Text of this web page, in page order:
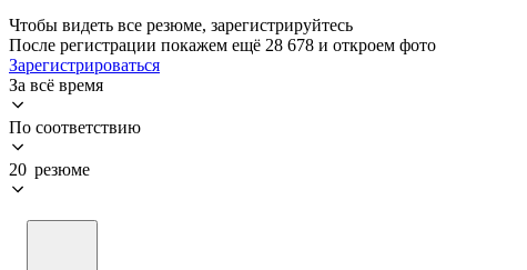
Чтобы видеть все резюме, зарегистрируйтесь
После регистрации покажем ещё 28 678 и откроем фото
Зарегистрироваться
За всё время
По соответствию
20 резюме